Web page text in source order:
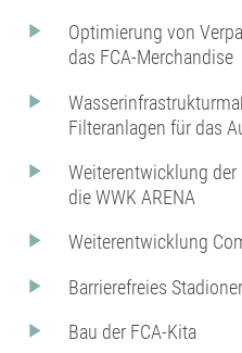
Optimierung von
das FCA-Merchandise
Filteranlagen für das
Weiterentwicklung
die WWK ARENA
Weiterentwicklung
Barrierefreies
Bau der FCA-Kita